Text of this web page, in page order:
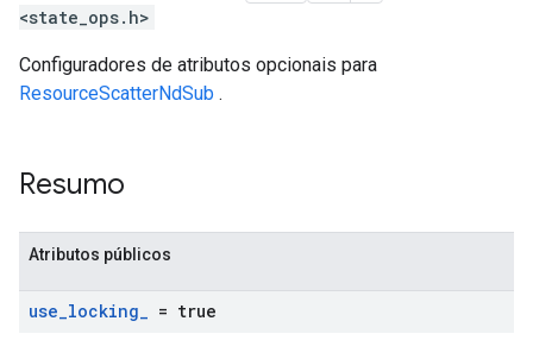
<state_ops.h>
Configuradores de atributos opcionais para
ResourceScatterNdSub .
Resumo
Atributos públicos
use_locking_ = true